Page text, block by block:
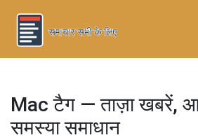
Mac टैग — ताज़ा खबरें,
समस्या समाधान